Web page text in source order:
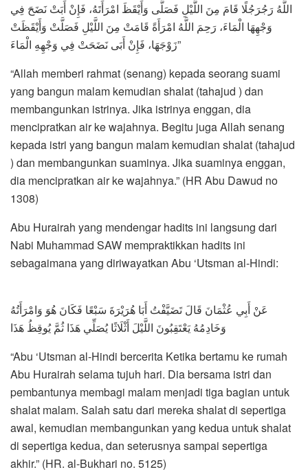
اللَّهُ رَجُرَجُلًا قَامَ مِنَ اللَّيْلِ فَصَلَّى وَأَيْقَظَ امْرَأَتَهُ، فَإِنْ أَبَتْ نَضَحَ فِي
وَجْهِهَا الْمَاءَ، رَحِمَ اللَّهُ امْرَأَةً قَامَتْ مِنَ اللَّيْلِ فَصَلَّتْ وَأَيْقَظَتْ
زَوْجَهَا، فَإِنْ أَبَى نَضَحَتْ فِي وَجْهِهِ الْمَاءَ”
“Allah memberi rahmat (senang) kepada seorang suami
yang bangun malam kemudian shalat (tahajud ) dan
membangunkan istrinya. Jika istrinya enggan, dia
mencipratkan air ke wajahnya. Begitu juga Allah senang
kepada istri yang bangun malam kemudian shalat (tahajud
) dan membangunkan suaminya. Jika suaminya enggan,
dia mencipratkan air ke wajahnya.” (HR Abu Dawud no
1308)
Abu Hurairah yang mendengar hadits ini langsung dari
Nabi Muhammad SAW mempraktikkan hadits ini
sebagaimana yang diriwayatkan Abu ‘Utsman al-Hindi:
عَنْ أَبِي عُثْمَانَ قَالَ تَضَيَّفْتُ أَبَا هُرَيْرَةَ سَبْعًا فَكَانَ هُوَ وَامْرَأَتُهُ
وَخَادِمُهُ يَعْتَقِبُونَ اللَّيْلَ أَثْلَاثًا يُصَلِّي هَذَا ثُمَّ يُوقِظُ هَذَا
“Abu ‘Utsman al-Hindi bercerita Ketika bertamu ke rumah
Abu Hurairah selama tujuh hari. Dia bersama istri dan
pembantunya membagi malam menjadi tiga bagian untuk
shalat malam. Salah satu dari mereka shalat di sepertiga
awal, kemudian membangunkan yang kedua untuk shalat
di sepertiga kedua, dan seterusnya sampai sepertiga
akhir.” (HR. al-Bukhari no. 5125)